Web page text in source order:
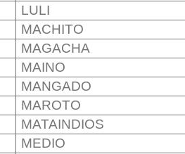
LULI
MACHITO
MAGACHA
MAINO
MANGADO
MAROTO
MATAINDIOS
MEDIO